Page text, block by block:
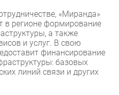
«Миранда»
в регионе формирование
а также
и услуг. В свою
финансирование
базовых
линий связи и других